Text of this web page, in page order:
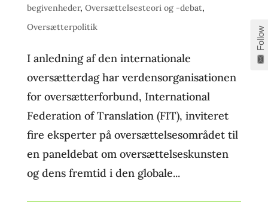
begivenheder, Oversættelsesteori og -debat,
Oversætterpolitik
I anledning af den internationale
oversætterdag har verdensorganisationen
for oversætterforbund, International
Federation of Translation (FIT), inviteret
fire eksperter på oversættelsesområdet til
en paneldebat om oversættelseskunsten
og dens fremtid i den globale...
Follow